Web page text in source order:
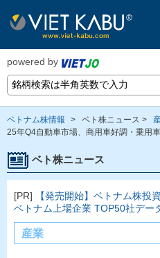
powered by
ベトナム株情報 > ベト株ニュース >
25年Q4自動車市場、商用車好調・乗用
ベト株ニュース
[PR]
【発売開始】ベトナム株投
ベトナム上場企業 TOP50社デー
産業